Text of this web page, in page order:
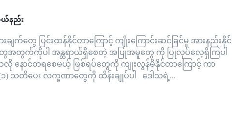
နည်း
ျက်တွေ ပြင်းထန်နိုင်တာကြောင့် ကျိုးကြောင်းဆင်ခြင်မှု အားနည်းနိုင်
အတွက်ကိုပါ အန္တရာယ်ရှိစေတဲ့ အပြုအမူတွေ ကို ပြုလုပ်လေ့ရှိကြပါ
ောင်တရစေမယ့် ဖြစ်ရပ်တွေကို ကျုးလွန်မိနိုင်တာကြောင့် ကာ
) သတိပေး လက္ခဏာတွေကို ထိန်းချုပ်ပါ ဒေါသရဲ့...